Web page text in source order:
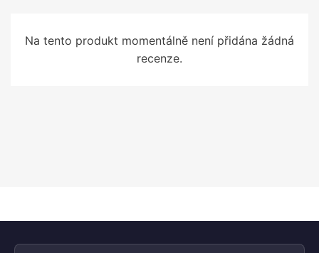
Na tento produkt momentálně není přidána žádná
recenze.